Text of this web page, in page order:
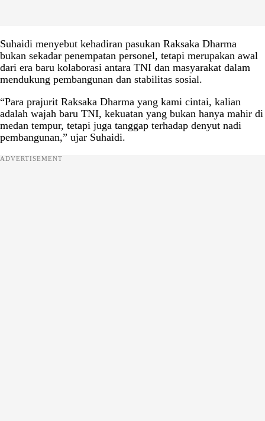
Suhaidi menyebut kehadiran pasukan Raksaka Dharma
bukan sekadar penempatan personel, tetapi merupakan awal
dari era baru kolaborasi antara TNI dan masyarakat dalam
mendukung pembangunan dan stabilitas sosial.
“Para prajurit Raksaka Dharma yang kami cintai, kalian
adalah wajah baru TNI, kekuatan yang bukan hanya mahir di
medan tempur, tetapi juga tanggap terhadap denyut nadi
pembangunan,” ujar Suhaidi.
ADVERTISEMENT